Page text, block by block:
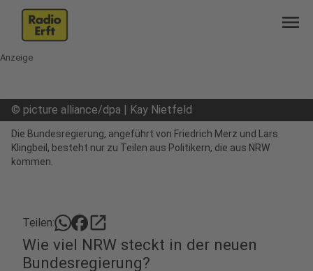
menu
Anzeige
© picture alliance/dpa | Kay Nietfeld
Die Bundesregierung, angeführt von Friedrich Merz und Lars
Klingbeil, besteht nur zu Teilen aus Politikern, die aus NRW
kommen.
Teilen: open_in_new
Wie viel NRW steckt in der neuen
Bundesregierung?